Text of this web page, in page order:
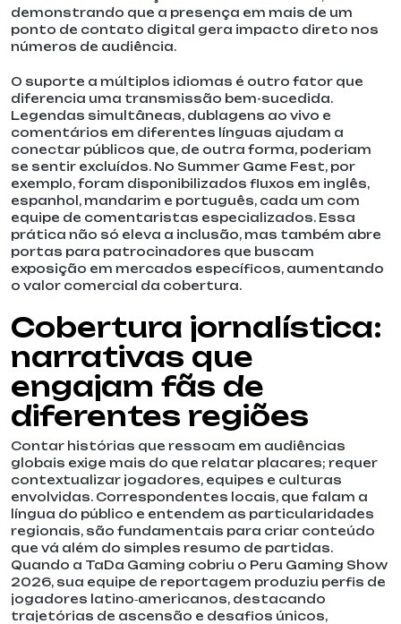
demonstrando que a presença em mais de um
ponto de contato digital gera impacto direto nos
números de audiência.
O suporte a múltiplos idiomas é outro fator que
diferencia uma transmissão bem-sucedida.
Legendas simultâneas, dublagens ao vivo e
comentários em diferentes línguas ajudam a
conectar públicos que, de outra forma, poderiam
se sentir excluídos. No Summer Game Fest, por
exemplo, foram disponibilizados fluxos em inglês,
espanhol, mandarim e português, cada um com
equipe de comentaristas especializados. Essa
prática não só eleva a inclusão, mas também abre
portas para patrocinadores que buscam
exposição em mercados específicos, aumentando
o valor comercial da cobertura.
Cobertura jornalística:
narrativas que
engajam fãs de
diferentes regiões
Contar histórias que ressoam em audiências
globais exige mais do que relatar placares; requer
contextualizar jogadores, equipes e culturas
envolvidas. Correspondentes locais, que falam a
língua do público e entendem as particularidades
regionais, são fundamentais para criar conteúdo
que vá além do simples resumo de partidas.
Quando a TaDa Gaming cobriu o Peru Gaming Show
2026, sua equipe de reportagem produziu perfis de
jogadores latino‑americanos, destacando
trajetórias de ascensão e desafios únicos,